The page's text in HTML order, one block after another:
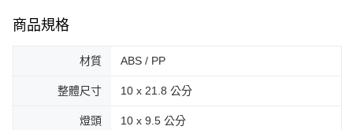
商品規格
材質 ABS / PP
整體尺寸 10 x 21.8 公分
燈頭 10 x 9.5 公分